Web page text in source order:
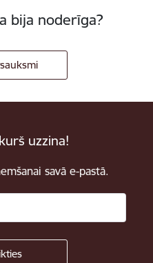
bija noderīga?
uzzina!
savā e-pastā.